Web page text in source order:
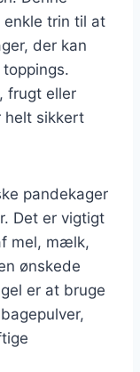
enkle trin til at
der kan
frugt eller
helt sikkert
pandekager
Det er vigtigt
mel, mælk,
ønskede
er at bruge